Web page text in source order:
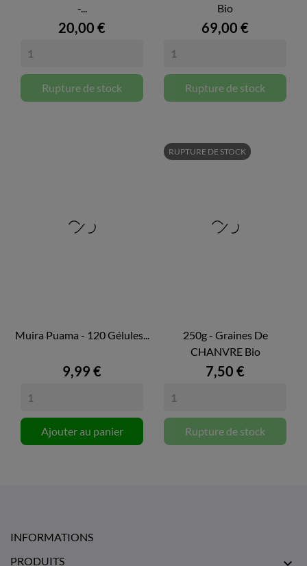
-...
20,00 €
Rupture de stock
Bio
69,00 €
Rupture de stock
Muira Puama - 120 Gélules...
9,99 €
Ajouter au panier
250g - Graines De
CHANVRE Bio
7,50 €
Rupture de stock
RUPTURE DE STOCK
INFORMATIONS
PRODUITS